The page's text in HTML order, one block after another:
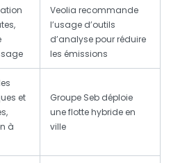
Veolia recommande
l’usage d’outils
d’analyse pour réduire
les émissions
et
à
Groupe Seb déploie
une flotte hybride en
ville